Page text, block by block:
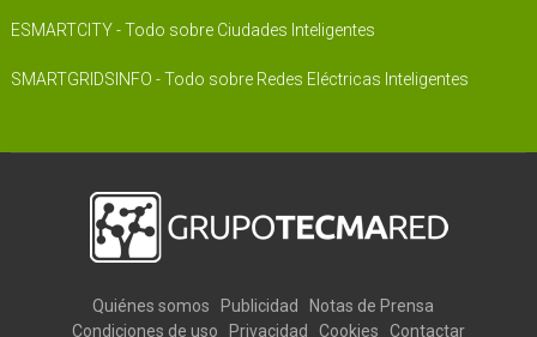
ESMARTCITY - Todo sobre Ciudades Inteligentes
SMARTGRIDSINFO - Todo sobre Redes Eléctricas Inteligentes
Quiénes somos Publicidad
Notas de Prensa
Condiciones de uso
Privacidad Cookies Contactar